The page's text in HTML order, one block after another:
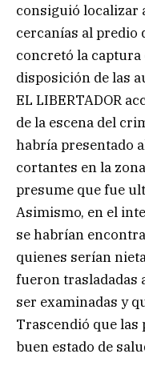
consiguió localizar
cercanías al predio
concretó la captura
disposición de las
EL LIBERTADOR
de la escena del
habría presentado
cortantes en la
presume que fue
Asimismo, en el
se habrían
quienes serían
fueron trasladadas
ser examinadas y
Trascendió que las
buen estado de